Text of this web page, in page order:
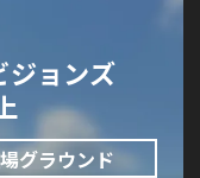
ジョンズ
グラウンド